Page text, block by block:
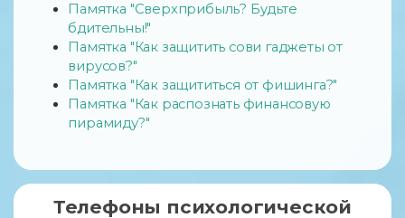
Памятка "Сверхприбыль? Будьте
бдительны!"
Памятка "Как защитить сови гаджеты от
вирусов?"
Памятка "Как защититься от фишинга?"
Памятка "Как распознать финансовую
пирамиду?"
Телефоны психологической